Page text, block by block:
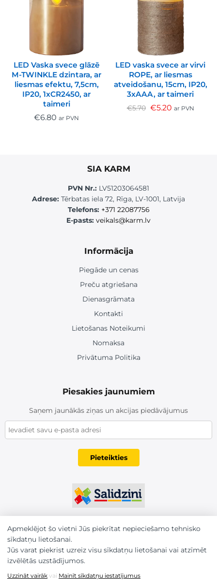
LED Vaska svece glāzē
M-TWINKLE dzintara, ar
liesmas efektu, 7,5cm,
IP20, 1xCR2450, ar
taimeri
€6.80 ar PVN
LED vaska svece ar virvi
ROPE, ar liesmas
atveidošanu, 15cm, IP20,
3xAAA, ar taimeri
€5.70 €5.20 ar PVN
SIA KARM
PVN Nr.: LV51203064581
Adrese: Tērbatas iela 72, Rīga, LV-1001, Latvija
Telefons: +371 22087756
E-pasts: veikals@karm.lv
Informācija
Piegāde un cenas
Preču atgriešana
Dienasgrāmata
Kontakti
Lietošanas Noteikumi
Nomaksa
Privātuma Politika
Piesakies jaunumiem
Saņem jaunākās ziņas un akcijas piedāvājumus
Pieteikties
Apmeklējot šo vietni Jūs piekrītat nepieciešamo tehnisko
sīkdatņu lietošanai.
Jūs varat piekrist uzreiz visu sīkdatņu lietošanai vai atzīmēt
izvēlētās uzstādījumos.
Uzzināt vairāk vai Mainīt sīkdatņu iestatījumus